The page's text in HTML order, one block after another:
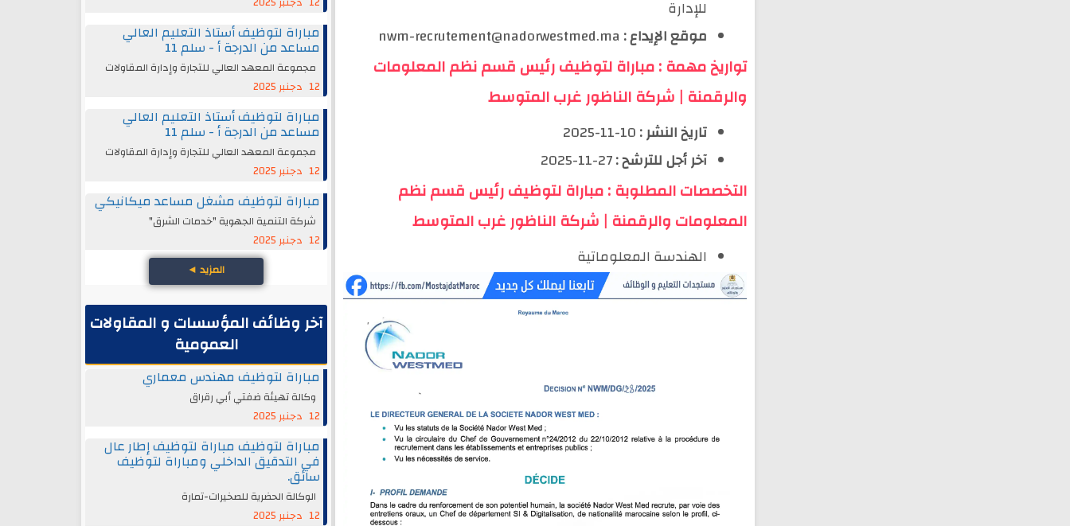
للإدارة
موقع الإيداع :
تواريخ مهمة : مباراة لتوظيف رئيس قسم نظم المعلومات
والرقمنة | شركة الناظور غرب المتوسط
تاريخ النشر :
آخر أجل للترشح :27-11-2025
التخصصات المطلوبة : مباراة لتوظيف رئيس قسم نظم
المعلومات والرقمنة | شركة الناظور غرب المتوسط
الهندسة المعلوماتية
مباراة لتوظيف أستاذ التعليم العالي
مساعد من الدرجة أ - سلم 11
مجموعة المعهد العالي للتجارة وإدارة المقاولات
12 دجنبر 2025
مباراة لتوظيف أستاذ التعليم العالي
مساعد من الدرجة أ - سلم 11
مجموعة المعهد العالي للتجارة وإدارة المقاولات
12 دجنبر 2025
مباراة لتوظيف مشغل مساعد ميكانيكي
شركة التنمية الجهوية "خدمات الشرق"
12 دجنبر 2025
المزيد ◄
آخر وظائف المؤسسات و المقاولات
العمومية
مباراة لتوظيف مهندس معماري
وكالة تهيئة ضفتي أبي رقراق
12 دجنبر 2025
مباراة لتوظيف مباراة لتوظيف إطار عال
في التدقيق الداخلي ومباراة لتوظيف
سائق.
الوكالة الحضرية للصخيرات-تمارة
12 دجنبر 2025